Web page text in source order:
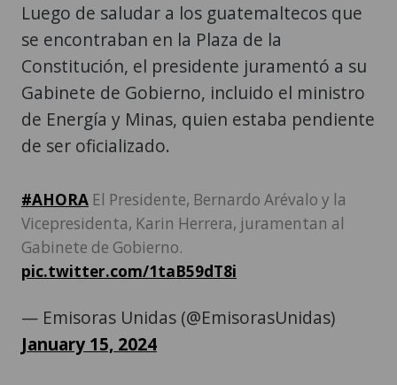
Luego de saludar a los guatemaltecos que
se encontraban en la Plaza de la
Constitución, el presidente juramentó a su
Gabinete de Gobierno, incluido el ministro
de Energía y Minas, quien estaba pendiente
de ser oficializado.
#AHORA El Presidente, Bernardo Arévalo y la
Vicepresidenta, Karin Herrera, juramentan al
Gabinete de Gobierno.
pic.twitter.com/1taB59dT8i
— Emisoras Unidas (@EmisorasUnidas)
January 15, 2024